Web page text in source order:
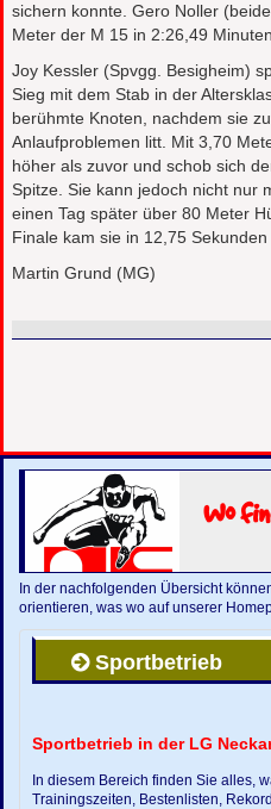
sichern konnte. Gero Noller
Meter der M 15 in 2:26,49
Joy Kessler (Spvgg. Besigheim)
Sieg mit dem Stab in der
berühmte Knoten, nachdem sie
Anlaufproblemen litt. Mit 3,70
höher als zuvor und schob sich
Spitze. Sie kann jedoch nicht nur
einen Tag später über 80 Meter
Finale kam sie in 12,75
Martin Grund (MG)
Wo
In der nachfolgenden Übersicht
orientieren, was wo auf unserer
Sportbetrieb
Sportbetrieb in der LG
In diesem Bereich finden Sie alles,
Trainingszeiten, Bestenlisten,